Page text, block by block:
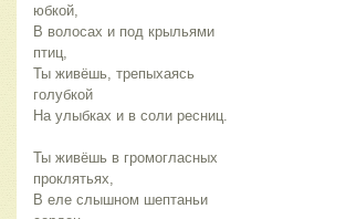
юбкой,
В волосах и под крыльями
птиц,
Ты живёшь, трепыхаясь
голубкой
На улыбках и в соли ресниц.
Ты живёшь в громогласных
проклятьях,
В еле слышном шептаньи